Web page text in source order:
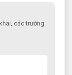
các trường